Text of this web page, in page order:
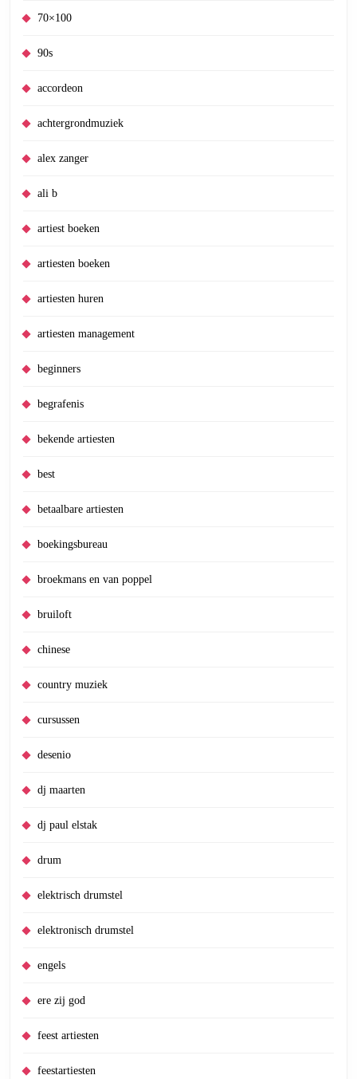
70×100
90s
accordeon
achtergrondmuziek
alex zanger
ali b
artiest boeken
artiesten boeken
artiesten huren
artiesten management
beginners
begrafenis
bekende artiesten
best
betaalbare artiesten
boekingsbureau
broekmans en van poppel
bruiloft
chinese
country muziek
cursussen
desenio
dj maarten
dj paul elstak
drum
elektrisch drumstel
elektronisch drumstel
engels
ere zij god
feest artiesten
feestartiesten